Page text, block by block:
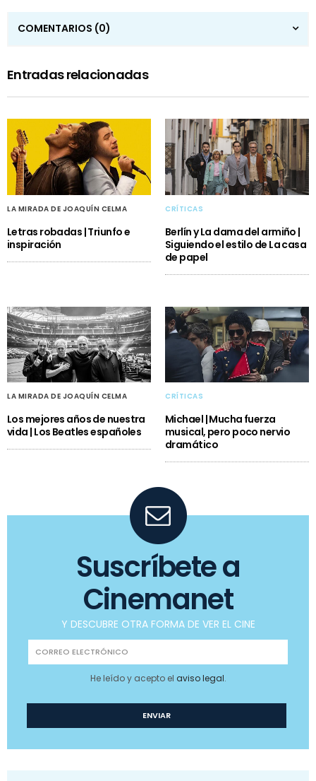
COMENTARIOS (0)
Entradas relacionadas
LA MIRADA DE JOAQUÍN CELMA
Letras robadas | Triunfo e
inspiración
CRÍTICAS
Berlín y La dama del armiño |
Siguiendo el estilo de La casa
de papel
LA MIRADA DE JOAQUÍN CELMA
Los mejores años de nuestra
vida | Los Beatles españoles
CRÍTICAS
Michael | Mucha fuerza
musical, pero poco nervio
dramático
Suscríbete a
Cinemanet
Y DESCUBRE OTRA FORMA DE VER EL CINE
He leído y acepto el aviso legal.